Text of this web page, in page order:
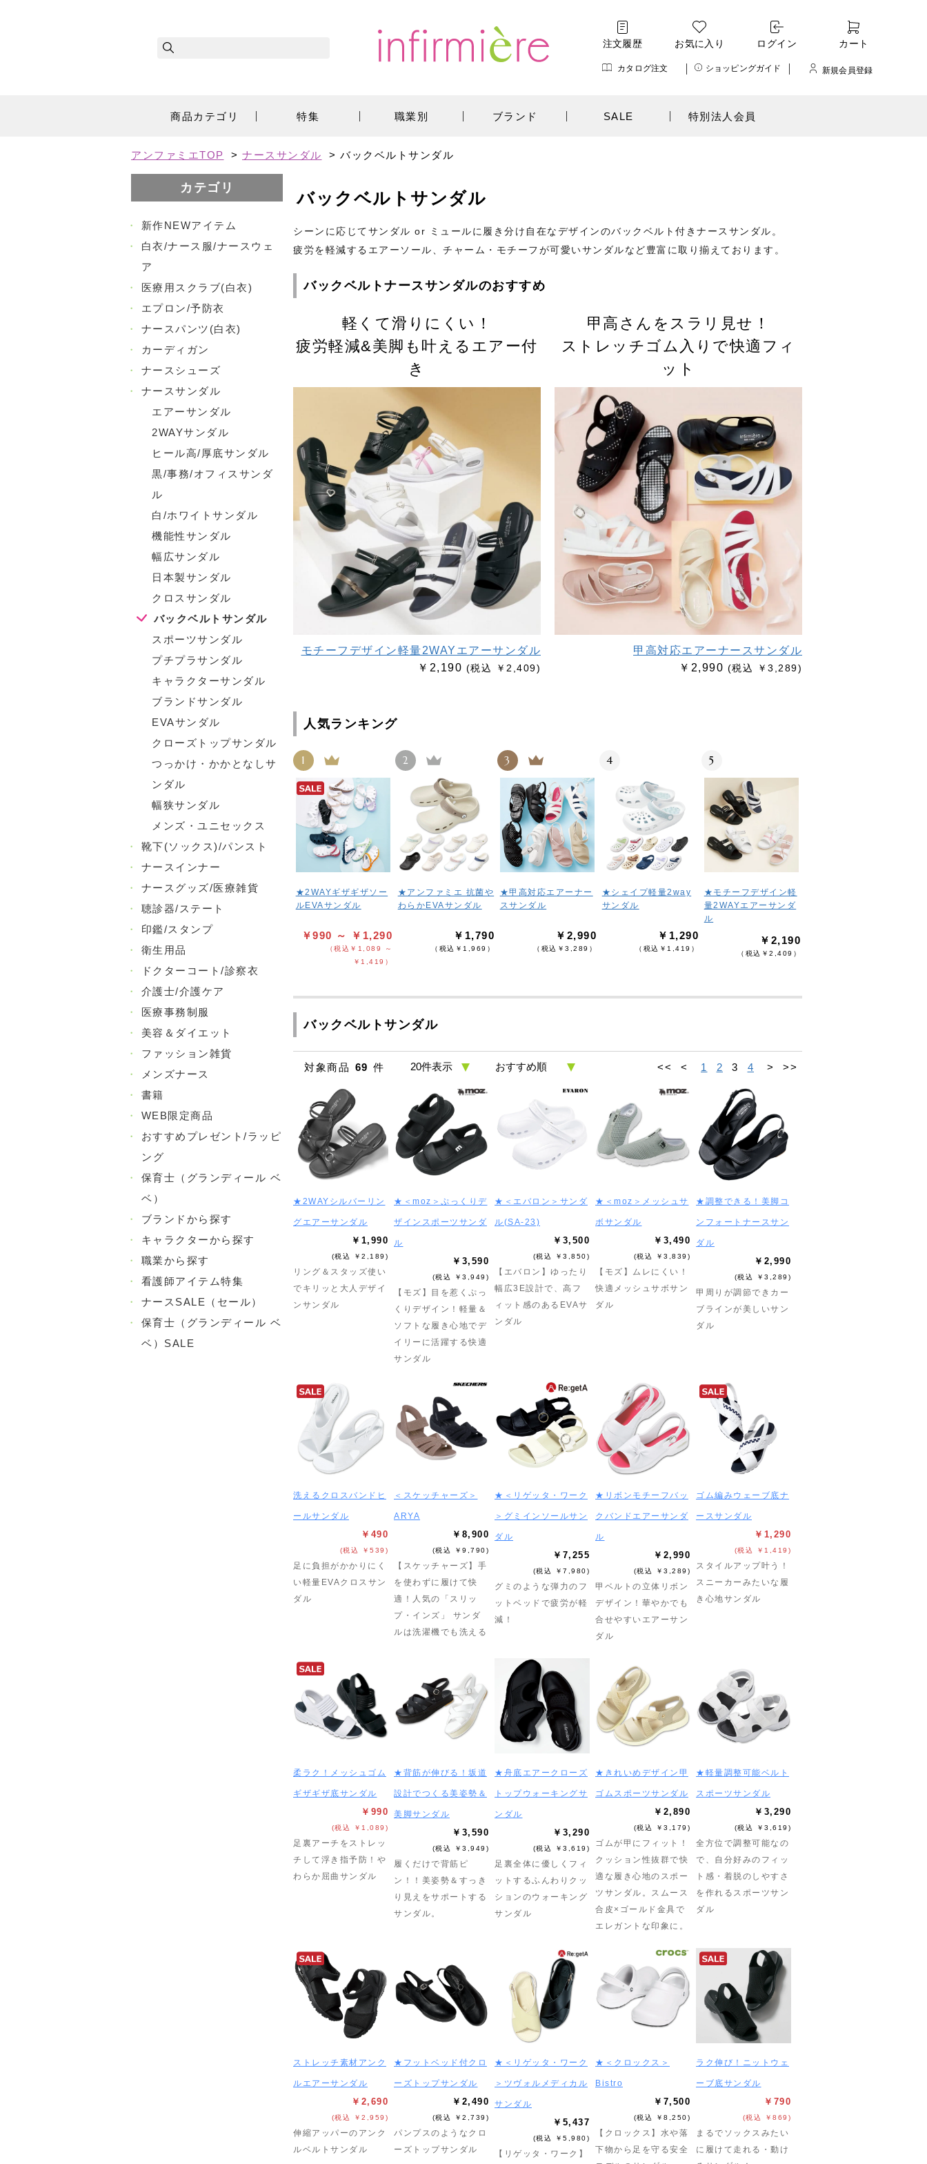
注文履歴 お気に入り ログイン カート
カタログ注文 ショッピングガイド 新規会員登録
商品カテゴリ 特集 職業別 ブランド SALE 特別法人会員
アンファミエTOP > ナースサンダル > バックベルトサンダル
カテゴリ
・
新作NEWアイテム
・
白衣/ナース服/ナースウェ
ア
・
医療用スクラブ(白衣)
・
エプロン/予防衣
・
ナースパンツ(白衣)
・
カーディガン
・
ナースシューズ
・
ナースサンダル
エアーサンダル
2WAYサンダル
ヒール高/厚底サンダル
黒/事務/オフィスサンダ
ル
白/ホワイトサンダル
機能性サンダル
幅広サンダル
日本製サンダル
クロスサンダル
バックベルトサンダル
スポーツサンダル
プチプラサンダル
キャラクターサンダル
ブランドサンダル
EVAサンダル
クローズトップサンダル
つっかけ・かかとなしサ
ンダル
幅狭サンダル
メンズ・ユニセックス
・
靴下(ソックス)/パンスト
・
ナースインナー
・
ナースグッズ/医療雑貨
・
聴診器/ステート
・
印鑑/スタンプ
・
衛生用品
・
ドクターコート/診察衣
・
介護士/介護ケア
・
医療事務制服
・
美容＆ダイエット
・
ファッション雑貨
・
メンズナース
・
書籍
・
WEB限定商品
・
おすすめプレゼント/ラッピ
ング
・
保育士（グランディール ベ
ベ）
・
ブランドから探す
・
キャラクターから探す
・
職業から探す
・
看護師アイテム特集
・
ナースSALE（セール）
・
保育士（グランディール ベ
ベ）SALE
バックベルトサンダル
シーンに応じてサンダル or ミュールに履き分け自在なデザインのバックベルト付きナースサンダル。
疲労を軽減するエアーソール、チャーム・モチーフが可愛いサンダルなど豊富に取り揃えております。
バックベルトナースサンダルのおすすめ
軽くて滑りにくい！
疲労軽減&美脚も叶えるエアー付
き
モチーフデザイン軽量2WAYエアーサンダル
￥2,190 (税込 ￥2,409)
甲高さんをスラリ見せ！
ストレッチゴム入りで快適フィ
ット
甲高対応エアーナースサンダル
￥2,990 (税込 ￥3,289)
人気ランキング
1
★2WAYギザギザソー
ルEVAサンダル
￥990 ～ ￥1,290
（税込￥1,089 ～
￥1,419）
2
★アンファミエ 抗菌や
わらかEVAサンダル
￥1,790
（税込￥1,969）
3
★甲高対応エアーナー
スサンダル
￥2,990
（税込￥3,289）
4
★シェイプ軽量2way
サンダル
￥1,290
（税込￥1,419）
5
★モチーフデザイン軽
量2WAYエアーサンダ
ル
￥2,190
（税込￥2,409）
バックベルトサンダル
対象商品 69 件 << < 1 2 3 4 > >>
★2WAYシルバーリン
グエアーサンダル
￥1,990
(税込 ￥2,189)
リング＆スタッズ使い
でキリッと大人デザイ
ンサンダル
★＜moz＞ぷっくりデ
ザインスポーツサンダ
ル
￥3,590
(税込 ￥3,949)
【モズ】目を惹くぷっ
くりデザイン！軽量＆
ソフトな履き心地でデ
イリーに活躍する快適
サンダル
★＜エバロン＞サンダ
ル(SA-23)
￥3,500
(税込 ￥3,850)
【エバロン】ゆったり
幅広3E設計で、高フ
ィット感のあるEVAサ
ンダル
★＜moz＞メッシュサ
ボサンダル
￥3,490
(税込 ￥3,839)
【モズ】ムレにくい！
快適メッシュサボサン
ダル
★調整できる！美脚コ
ンフォートナースサン
ダル
￥2,990
(税込 ￥3,289)
甲周りが調節できカー
ブラインが美しいサン
ダル
洗えるクロスバンドヒ
ールサンダル
￥490
(税込 ￥539)
足に負担がかかりにく
い軽量EVAクロスサン
ダル
＜スケッチャーズ＞
ARYA
￥8,900
(税込 ￥9,790)
【スケッチャーズ】手
を使わずに履けて快
適！人気の「スリッ
プ・インズ」 サンダ
ルは洗濯機でも洗える
★＜リゲッタ・ワーク
＞グミインソールサン
ダル
￥7,255
(税込 ￥7,980)
グミのような弾力のフ
ットベッドで疲労が軽
減！
★リボンモチーフバッ
クバンドエアーサンダ
ル
￥2,990
(税込 ￥3,289)
甲ベルトの立体リボン
デザイン！華やかでも
合せやすいエアーサン
ダル
ゴム編みウェーブ底ナ
ースサンダル
￥1,290
(税込 ￥1,419)
スタイルアップ叶う！
スニーカーみたいな履
き心地サンダル
柔ラク！メッシュゴム
ギザギザ底サンダル
￥990
(税込 ￥1,089)
足裏アーチをストレッ
チして浮き指予防！や
わらか屈曲サンダル
★背筋が伸びる！坂道
設計でつくる美姿勢＆
美脚サンダル
￥3,590
(税込 ￥3,949)
履くだけで背筋ピ
ン！！美姿勢＆すっき
り見えをサポートする
サンダル。
★舟底エアークローズ
トップウォーキングサ
ンダル
￥3,290
(税込 ￥3,619)
足裏全体に優しくフィ
ットするふんわりクッ
ションのウォーキング
サンダル
★きれいめデザイン甲
ゴムスポーツサンダル
￥2,890
(税込 ￥3,179)
ゴムが甲にフィット！
クッション性抜群で快
適な履き心地のスポー
ツサンダル。スムース
合皮×ゴールド金具で
エレガントな印象に。
★軽量調整可能ベルト
スポーツサンダル
￥3,290
(税込 ￥3,619)
全方位で調整可能なの
で、自分好みのフィッ
ト感・着脱のしやすさ
を作れるスポーツサン
ダル
ストレッチ素材アンク
ルエアーサンダル
￥2,690
(税込 ￥2,959)
伸縮アッパーのアンク
ルベルトサンダル
★フットベッド付クロ
ーズトップサンダル
￥2,490
(税込 ￥2,739)
パンプスのようなクロ
ーズトップサンダル
★＜リゲッタ・ワーク
＞ツヴォルメディカル
サンダル
￥5,437
(税込 ￥5,980)
【リゲッタ・ワーク】
★＜クロックス＞
Bistro
￥7,500
(税込 ￥8,250)
【クロックス】水や落
下物から足を守る安全
ラク伸び！ニットウェ
ーブ底サンダル
￥790
(税込 ￥869)
まるでソックスみたい
に履けて走れる・動け